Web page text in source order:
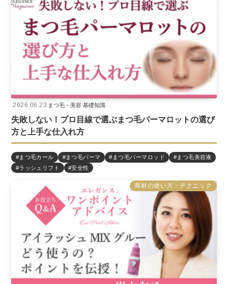
失敗しない！プロ目線で選ぶまつ毛パーマロットの選び
方と上手な仕入れ方
#まつ毛カール #まつ毛パーマ #まつ毛パーマロッド
#まつ毛美容液
#ラッシュリフト
#安全性
2026.06.23 まつ毛・美容 基礎知識
商材の使い方・テクニック